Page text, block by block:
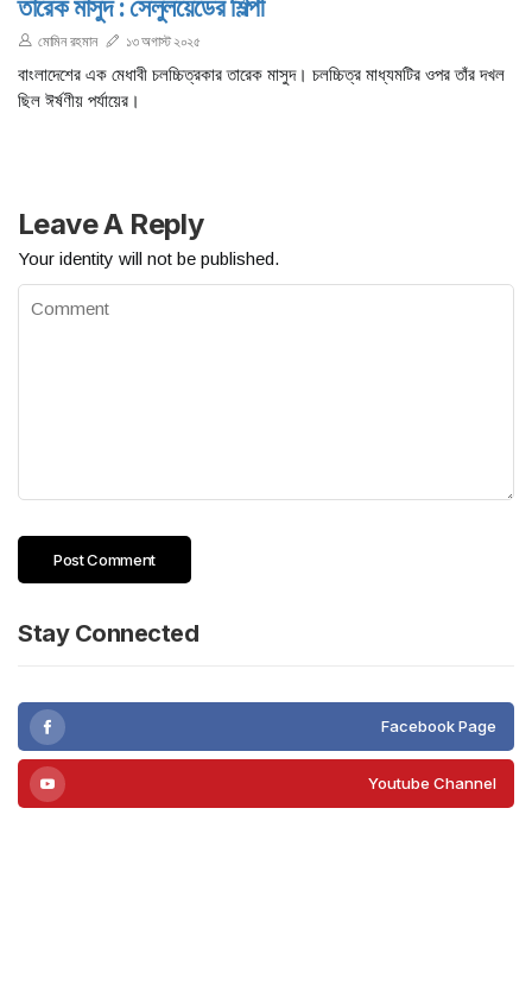
তারেক মাসুদ : সেলুলয়েডের শিল্পী
মোমিন রহমান ১৩ অগাস্ট ২০২৫
বাংলাদেশের এক মেধাবী চলচ্চিত্রকার তারেক মাসুদ। চলচ্চিত্র মাধ্যমটির ওপর তাঁর দখল
ছিল ঈর্ষণীয় পর্যায়ের।
Leave A Reply
Your identity will not be published.
Stay Connected
Facebook Page
Youtube Channel